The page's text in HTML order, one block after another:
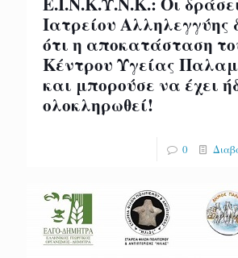
Ιατρείου Αλληλεγγύης
ότι η αποκατάσταση
Κέντρου Υγείας
και μπορούσε να έχει
ολοκληρωθεί!
0